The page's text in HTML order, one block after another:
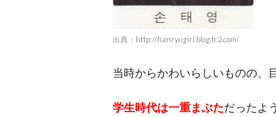
出典：http://hanryugirl.blog.fc2.com/
当時からかわいらしいものの、
学生時代は一重まぶただったよ